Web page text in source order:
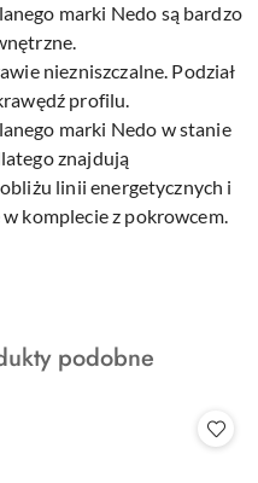
marki Nedo są bardzo
niezniszczalne. Podział
profilu.
marki Nedo w stanie
znajdują
linii energetycznych i
komplecie z pokrowcem.
podobne